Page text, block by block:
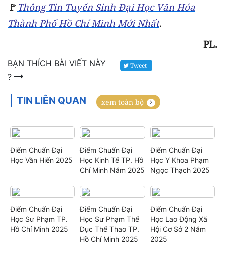
🚩 Thông Tin Tuyển Sinh Đại Học Văn Hóa
Thành Phố Hồ Chí Minh Mới Nhất.
PL.
BẠN THÍCH BÀI VIẾT NÀY
?
Tweet
TIN LIÊN QUAN xem toàn bộ
Điểm Chuẩn Đại
Học Văn Hiến 2025
Điểm Chuẩn Đại
Học Kinh Tế TP. Hồ
Chí Minh Năm 2025
Điểm Chuẩn Đại
Học Y Khoa Phạm
Ngọc Thạch 2025
Điểm Chuẩn Đại
Học Sư Phạm TP.
Hồ Chí Minh 2025
Điểm Chuẩn Đại
Học Sư Phạm Thể
Dục Thể Thao TP.
Hồ Chí Minh 2025
Điểm Chuẩn Đại
Học Lao Động Xã
Hội Cơ Sở 2 Năm
2025